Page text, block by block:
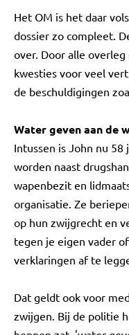
Het OM is het daar
dossier zo compleet.
over. Door alle
kwesties voor veel
de beschuldigingen
Water geven aan de
Intussen is John nu 58
worden naast
wapenbezit en
organisatie. Ze
op hun zwijgrecht en
tegen je eigen vader
verklaringen af te
Dat geldt ook voor
zwijgen. Bij de politie